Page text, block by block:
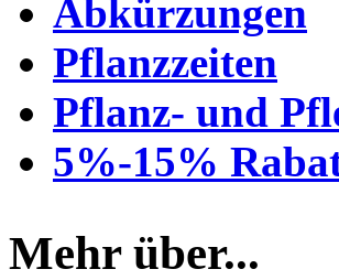
Abkürzungen
Pflanzzeiten
Pflanz- und
5%-15%
Mehr über...